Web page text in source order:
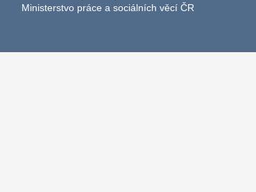
Ministerstvo práce a sociálních věcí ČR